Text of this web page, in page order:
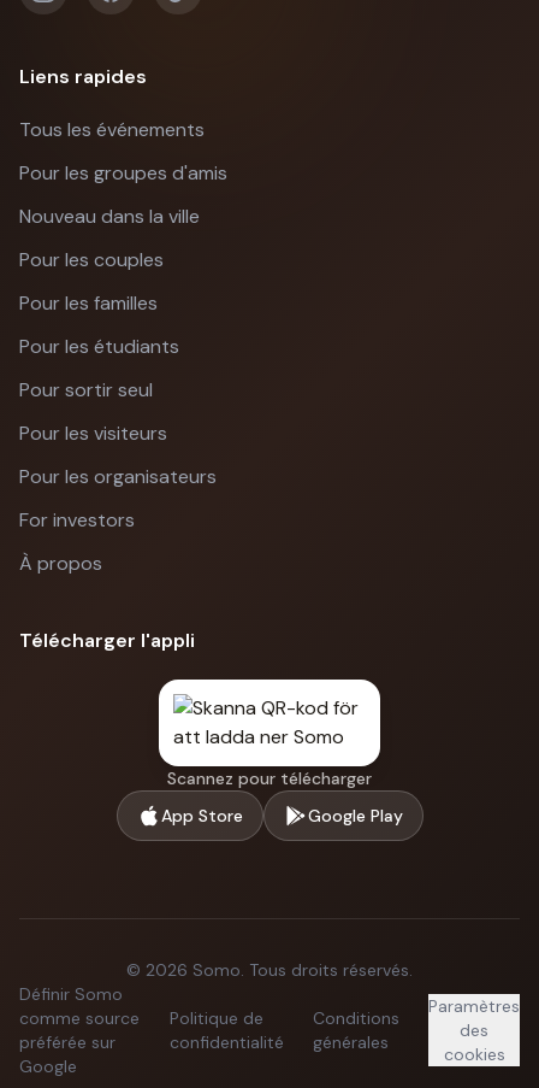
Liens rapides
Tous les événements
Pour les groupes d'amis
Nouveau dans la ville
Pour les couples
Pour les familles
Pour les étudiants
Pour sortir seul
Pour les visiteurs
Pour les organisateurs
For investors
À propos
Télécharger l'appli
Scannez pour télécharger
App Store
Google Play
© 2026 Somo. Tous droits réservés.
Définir Somo
comme source
préférée sur
Google
Politique de
confidentialité
Conditions
générales
Paramètres
des
cookies